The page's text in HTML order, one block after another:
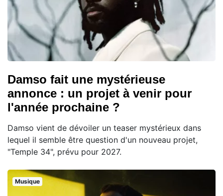
Damso fait une mystérieuse
annonce : un projet à venir pour
l'année prochaine ?
Damso vient de dévoiler un teaser mystérieux dans
lequel il semble être question d'un nouveau projet,
"Temple 34", prévu pour 2027.
Musique